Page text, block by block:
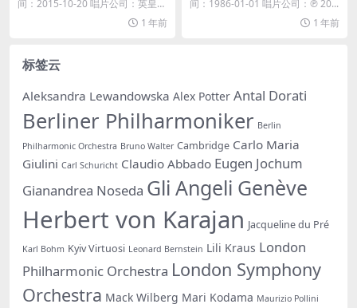
间：2015-10-20 唱片公司：英皇唱
1 年前
间：1986-01-01 唱片公司：℗ 20...
1 年前
标签云
Aleksandra Lewandowska Alex Potter Antal Dorati
Berliner Philharmoniker Berlin
Philharmonic Orchestra Bruno Walter Cambridge Carlo Maria
Giulini Carl Schuricht Claudio Abbado Eugen Jochum
Gianandrea Noseda Gli Angeli Genève
Herbert von Karajan Jacqueline du Pré
Karl Bohm Kyiv Virtuosi Leonard Bernstein Lili Kraus London
Philharmonic Orchestra London Symphony
Orchestra Mack Wilberg Mari Kodama Maurizio Pollini